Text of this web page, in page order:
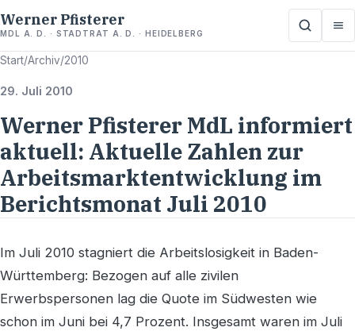
Werner Pfisterer
MDL A. D. · STADTRAT A. D. · HEIDELBERG
Start/Archiv/2010
29. Juli 2010
Werner Pfisterer MdL informiert
aktuell: Aktuelle Zahlen zur
Arbeitsmarktentwicklung im
Berichtsmonat Juli 2010
Im Juli 2010 stagniert die Arbeitslosigkeit in Baden-
Württemberg: Bezogen auf alle zivilen
Erwerbspersonen lag die Quote im Südwesten wie
schon im Juni bei 4,7 Prozent. Insgesamt waren im Juli